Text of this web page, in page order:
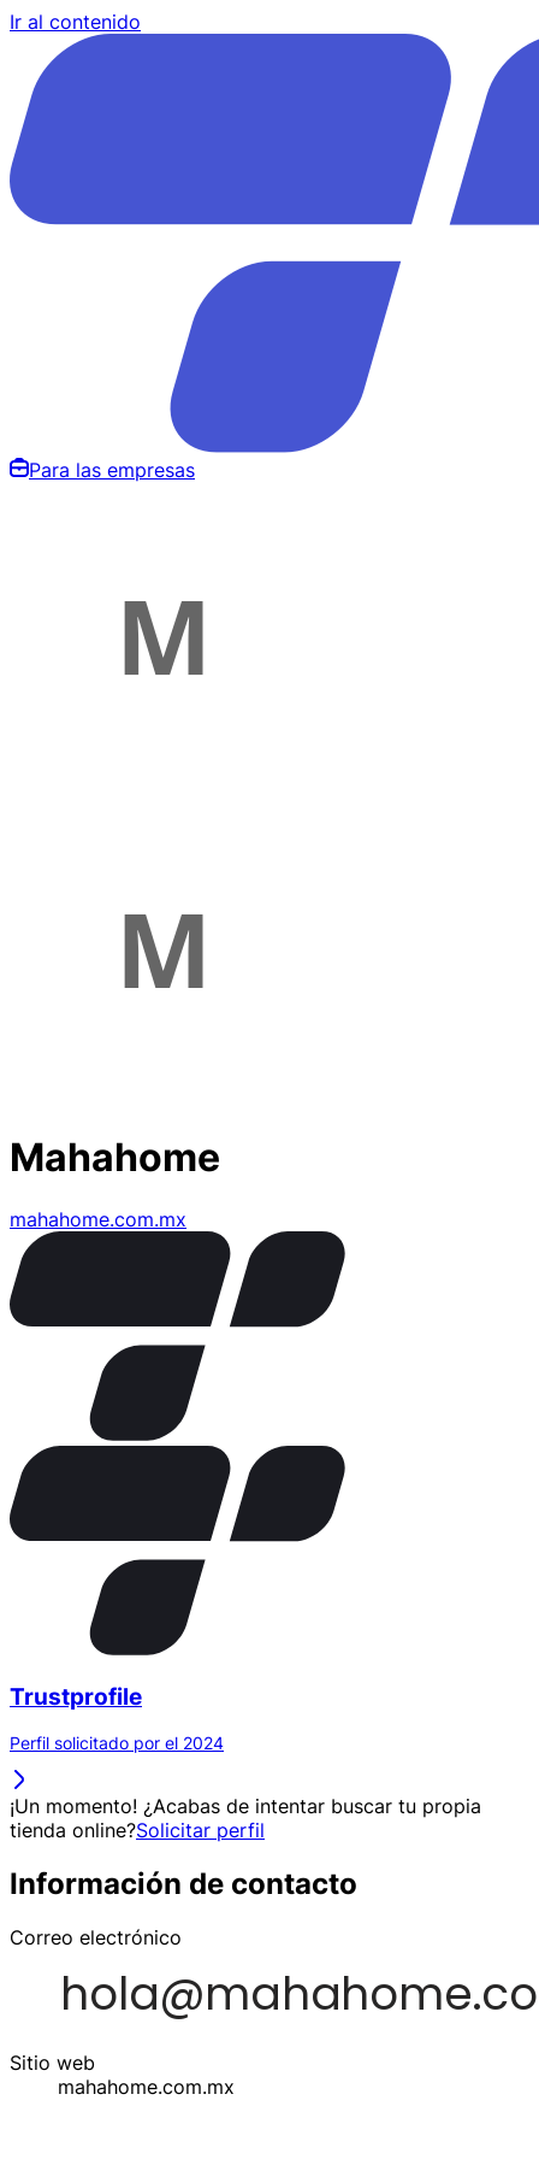
Ir al contenido
Para las empresas
Mahahome
mahahome.com.mx
Trustprofile
Perfil solicitado por el 2024
¡Un momento! ¿Acabas de intentar buscar tu propia
tienda online?Solicitar perfil
Información de contacto
Correo electrónico
Sitio web
mahahome.com.mx